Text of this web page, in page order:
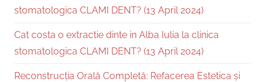
stomatologica CLAMI DENT? (13 April 2024)
Cat costa o extractie dinte in Alba Iulia la clinica
stomatologica CLAMI DENT? (13 April 2024)
Reconstrucția Orală Completă: Refacerea Estetica și